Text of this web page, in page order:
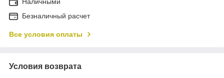
Безналичный расчет
Все условия оплаты
Условия возврата